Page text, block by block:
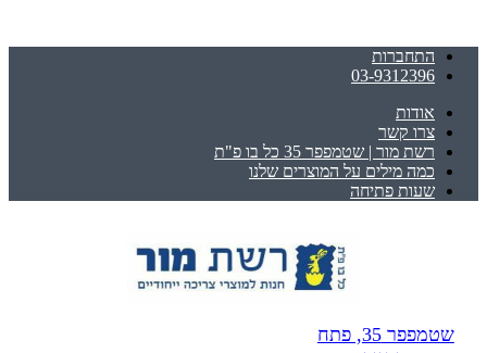
התחברות
03-9312396
אודות
צרו קשר
רשת מור | שטמפפר 35 כל בו פ"ת
כמה מילים על המוצרים שלנו
שעות פתיחה
שטמפפר 35, פתח